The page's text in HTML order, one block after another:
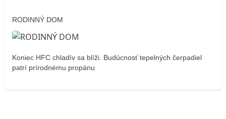
RODINNÝ DOM
Koniec HFC chladív sa blíži. Budúcnosť tepelných čerpadiel
patrí prírodnému propánu